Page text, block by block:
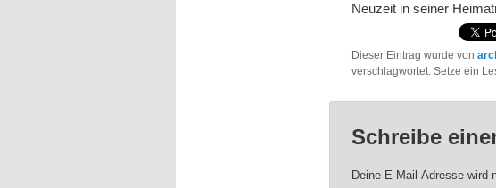
Neuzeit in seiner
Dieser Eintrag wurde von
verschlagwortet. Setze ein
Schreibe
Deine E-Mail-Adresse wird